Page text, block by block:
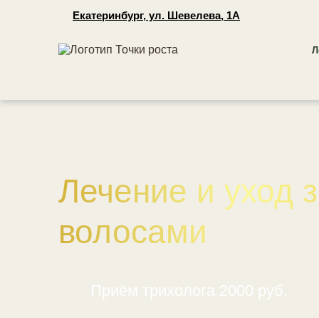
Екатеринбург, ул. Шевелева, 1А
Лечение и уход
волосами
Приём трихолога 2000 руб.